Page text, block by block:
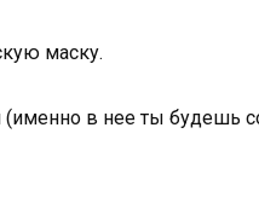
маску.
в нее ты будешь